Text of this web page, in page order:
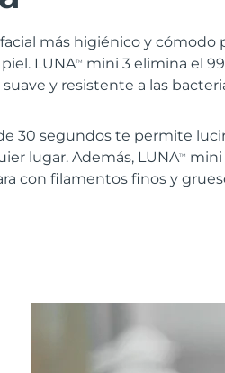
más higiénico y cómodo
LUNATM
mini 3 elimina el
y resistente a las
30 segundos te permite
lugar. Además, LUNATM
mini
con filamentos finos y